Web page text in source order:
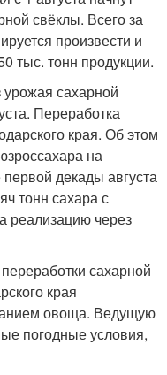
свёклы. Всего за
произвести и
тыс. тонн продукции.
урожая сахарной
Переработка
края. Об этом
на
декады августа
тонн сахара с
реализацию через
сахарной
края
овоща. Ведущую
погодные условия,